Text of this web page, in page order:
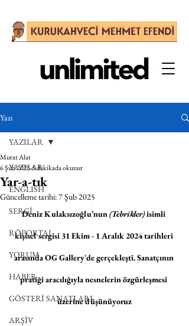
Yazı
YAZILAR
ENGLISH
SERGİ
RÖPORTAJ
YORUM
HABER
GÖSTERİ SANATLARI
ARŞİV
YAZILAR
Yar-a-tık
Murat Alat
6 Şub 20255 dakikada okunur
Güncelleme tarihi:7 Şub 2025
Deniz Kulaksızoğlu’nun (Tebrikler) isimli
kişisel sergisi 31 Ekim - 1 Aralık 2024 tarihleri
arasında OG Gallery'de gerçekleşti. Sanatçının
pratiği aracılığıyla nesnelerin özgürleşmesi
üzerine düşünüyoruz